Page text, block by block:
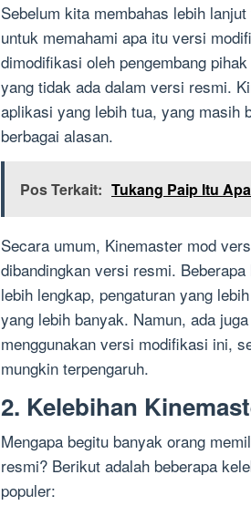
Sebelum kita membahas lebih
untuk memahami apa itu versi
dimodifikasi oleh pengembang
yang tidak ada dalam versi resmi.
aplikasi yang lebih tua, yang masih
berbagai alasan.
Pos Terkait: Tukang Paip Itu
Secara umum, Kinemaster mod
dibandingkan versi resmi.
lebih lengkap, pengaturan yang
yang lebih banyak. Namun, ada
menggunakan versi modifikasi ini,
mungkin terpengaruh.
2. Kelebihan
Mengapa begitu banyak orang
resmi? Berikut adalah beberapa
populer: